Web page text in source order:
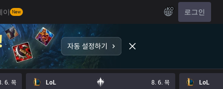
이 New KO 로그인
6. 목 LoL 8. 6. 목 LoL